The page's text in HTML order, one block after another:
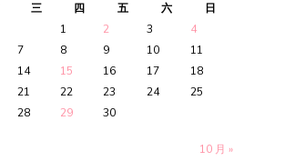
三 四 五 六
日
1
2 3
4
7 8 9 10
11
14 15 16 17
18
21 22 23 24
25
28 29 30
10 月 »